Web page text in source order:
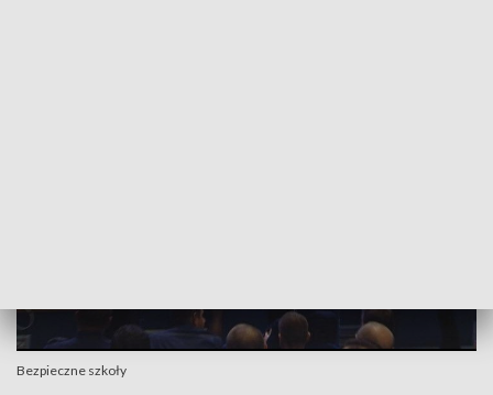
Bezpieczne szkoły